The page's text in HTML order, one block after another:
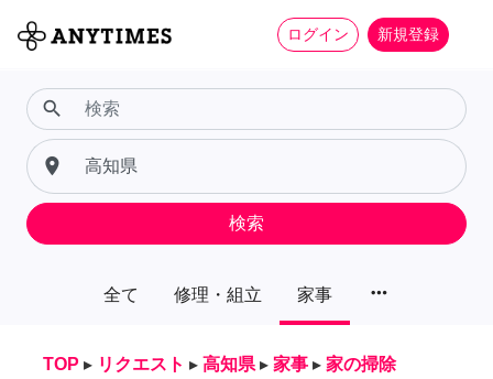
ログイン 新規登録
全て 修理・組立 家事 more_horiz
search
place
検索
TOP ▸ リクエスト ▸ 高知県 ▸ 家事 ▸ 家の掃除